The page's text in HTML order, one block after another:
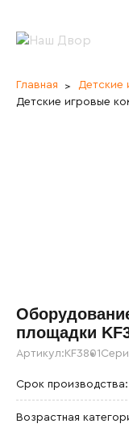
Главная
Детские
Детские игровые
площадки
Артикул: KF3801
Срок производства:
Возрастная